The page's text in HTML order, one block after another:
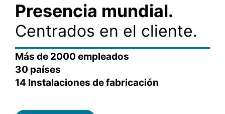
Presencia mundial.
Centrados en el cliente.
Más de 2000 empleados
30 países
14 Instalaciones de fabricación